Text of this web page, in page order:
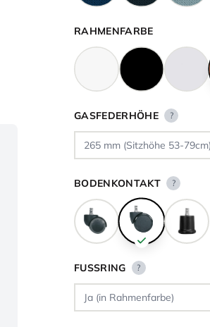
RAHMENFARBE
GASFEDERHÖHE ?
BODENKONTAKT ?
FUSSRING ?